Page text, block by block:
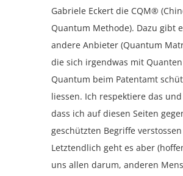
Gabriele Eckert die CQM®
Quantum Methode). Dazu gibt
andere Anbieter (Quantum
die sich irgendwas mit
Quantum beim Patentamt
liessen. Ich respektiere das
dass ich auf diesen Seiten
geschützten Begriffe
Letztendlich geht es aber
uns allen darum, anderen